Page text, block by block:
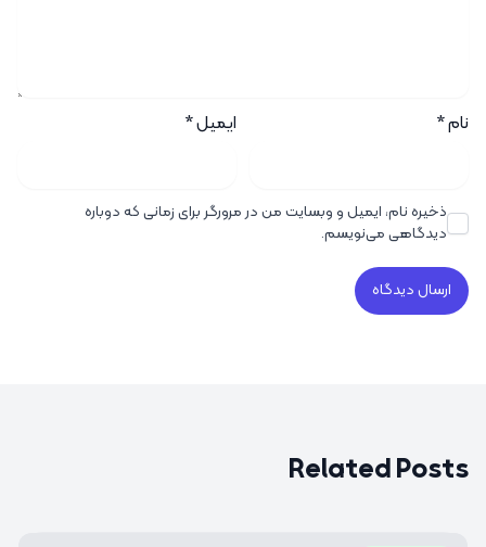
نام* ایمیل*
ذخیره نام، ایمیل و وبسایت من در مرورگر برای زمانی که دوباره
دیدگاهی می‌نویسم.
Related Posts